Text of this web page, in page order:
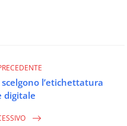
l’etichettatura
digitale